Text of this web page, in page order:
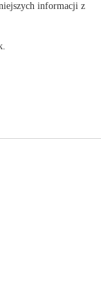
informacji z